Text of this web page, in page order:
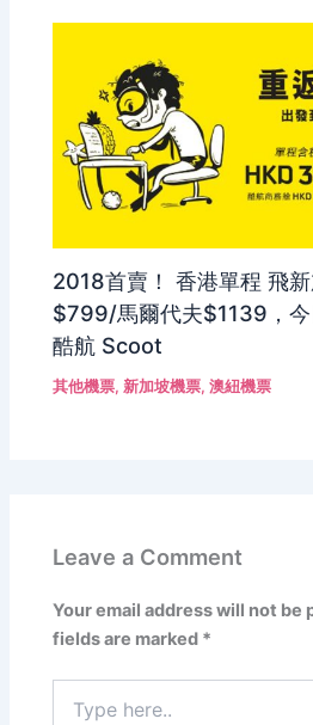
2018首賣！ 香港單程 飛
$799/馬爾代夫$1139，
酷航 Scoot
其他機票,新加坡機票,澳紐機票
Leave a Comment
Your email address will not be
fields are marked *
here..